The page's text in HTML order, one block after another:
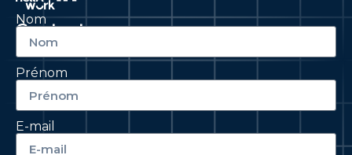
Contactez-nous
Nom
Prénom
E-mail